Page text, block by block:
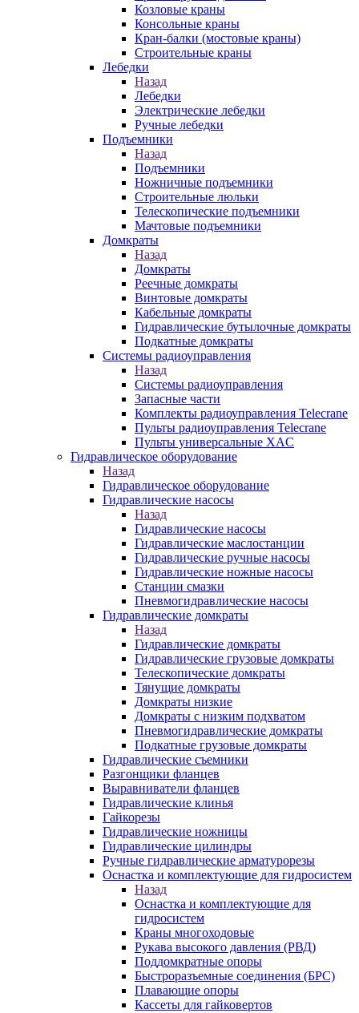
Козловые краны
Консольные краны
Кран-балки (мостовые краны)
Строительные краны
Лебедки
Назад
Лебедки
Электрические лебедки
Ручные лебедки
Подъемники
Назад
Подъемники
Ножничные подъемники
Строительные люльки
Телескопические подъемники
Мачтовые подъемники
Домкраты
Назад
Домкраты
Реечные домкраты
Винтовые домкраты
Кабельные домкраты
Гидравлические бутылочные домкраты
Подкатные домкраты
Системы радиоуправления
Назад
Системы радиоуправления
Запасные части
Комплекты радиоуправления Telecrane
Пульты радиоуправления Telecrane
Пульты универсальные XAC
Гидравлическое оборудование
Назад
Гидравлическое оборудование
Гидравлические насосы
Назад
Гидравлические насосы
Гидравлические маслостанции
Гидравлические ручные насосы
Гидравлические ножные насосы
Станции смазки
Пневмогидравлические насосы
Гидравлические домкраты
Назад
Гидравлические домкраты
Гидравлические грузовые домкраты
Телескопические домкраты
Тянущие домкраты
Домкраты низкие
Домкраты с низким подхватом
Пневмогидравлические домкраты
Подкатные грузовые домкраты
Гидравлические съемники
Разгонщики фланцев
Выравниватели фланцев
Гидравлические клинья
Гайкорезы
Гидравлические ножницы
Гидравлические цилиндры
Ручные гидравлические арматурорезы
Оснастка и комплектующие для гидросистем
Назад
Оснастка и комплектующие для
гидросистем
Краны многоходовые
Рукава высокого давления (РВД)
Поддомкратные опоры
Быстроразъемные соединения (БРС)
Плавающие опоры
Кассеты для гайковертов